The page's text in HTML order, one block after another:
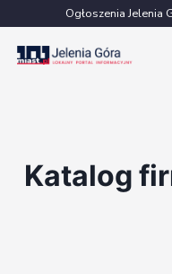
do
treści
Ogłoszenia Jelenia
Katalog